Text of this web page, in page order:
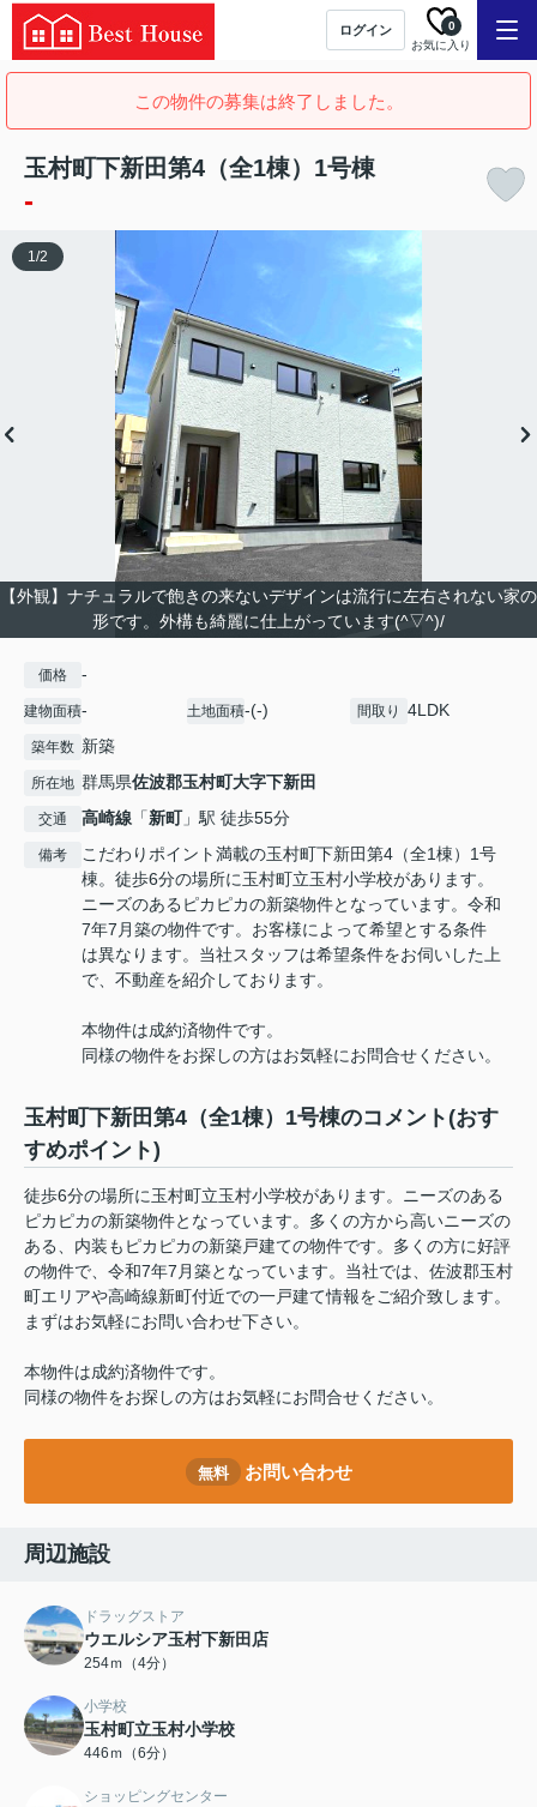
ログイン
お気に入り
0
この物件の募集は終了しました。
玉村町下新田第4（全1棟）1号棟
-
【外観】ナチュラルで飽きの来ないデザインは流行に左右されない家の
形です。外構も綺麗に仕上がっています(^▽^)/
1/2
価格 -
建物面積- 土地面積-(-) 間取り 4LDK
築年数 新築
所在地 群馬県佐波郡玉村町大字下新田
交通 高崎線 「新町」駅 徒歩55分
備考
こだわりポイント満載の玉村町下新田第4（全1棟）1号
棟。徒歩6分の場所に玉村町立玉村小学校があります。
ニーズのあるピカピカの新築物件となっています。令和
7年7月築の物件です。お客様によって希望とする条件
は異なります。当社スタッフは希望条件をお伺いした上
で、不動産を紹介しております。
本物件は成約済物件です。
同様の物件をお探しの方はお気軽にお問合せください。
玉村町下新田第4（全1棟）1号棟のコメント(おす
すめポイント)
徒歩6分の場所に玉村町立玉村小学校があります。ニーズのある
ピカピカの新築物件となっています。多くの方から高いニーズの
ある、内装もピカピカの新築戸建ての物件です。多くの方に好評
の物件で、令和7年7月築となっています。当社では、佐波郡玉村
町エリアや高崎線新町付近での一戸建て情報をご紹介致します。
まずはお気軽にお問い合わせ下さい。
本物件は成約済物件です。
同様の物件をお探しの方はお気軽にお問合せください。
無料 お問い合わせ
周辺施設
ドラッグストア
ウエルシア玉村下新田店
254ｍ（4分）
小学校
玉村町立玉村小学校
446ｍ（6分）
ショッピングセンター